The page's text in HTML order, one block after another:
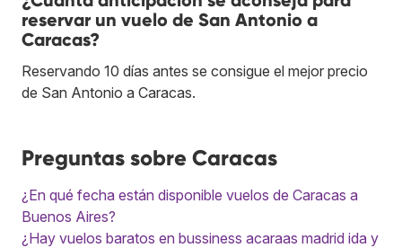
reservar un vuelo de San Antonio a
Caracas?
Reservando 10 días antes se consigue el mejor precio
de San Antonio a Caracas.
Preguntas sobre Caracas
¿En qué fecha están disponible vuelos de Caracas a
Buenos Aires?
¿Hay vuelos baratos en bussiness acaraas madrid ida y